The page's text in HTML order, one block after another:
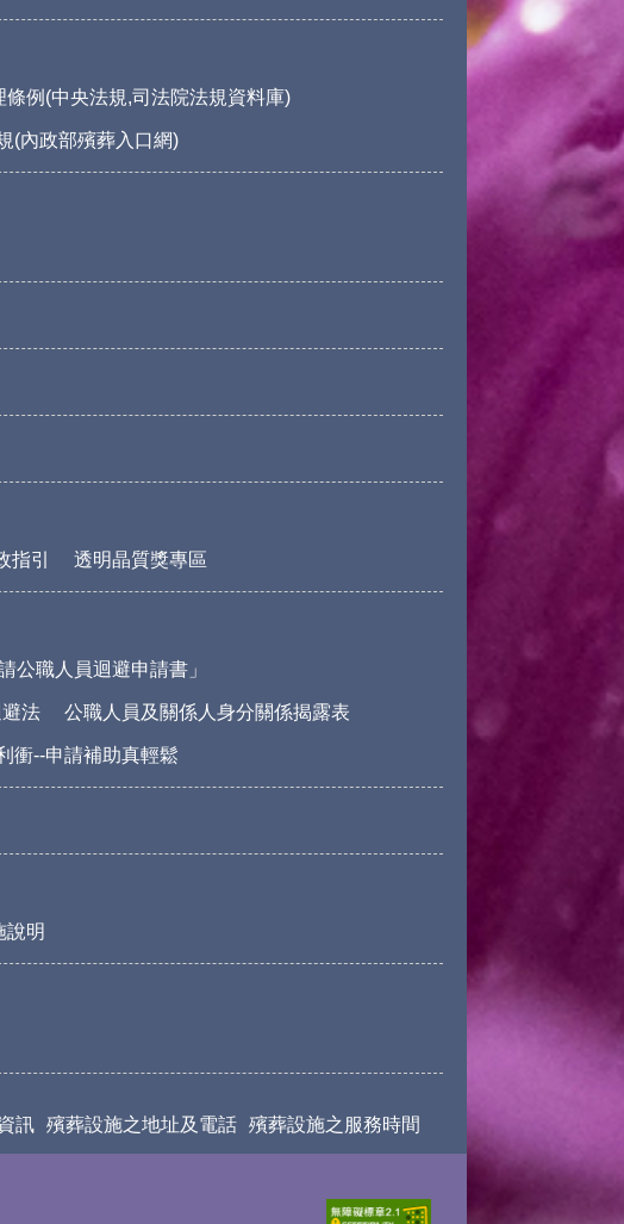
條例(中央法規,司法院法規資料庫)
(內政部殯葬入口網)
指引 透明晶質獎專區
公職人員迴避申請書」
法 公職人員及關係人身分關係揭露表
衝--申請補助真輕鬆
說明
訊 殯葬設施之地址及電話 殯葬設施之服務時間